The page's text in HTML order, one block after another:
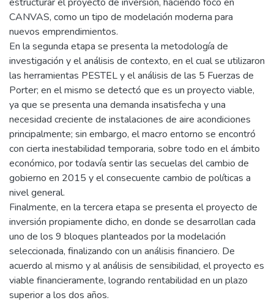
CANVAS, como un tipo de modelación moderna para
nuevos emprendimientos.
En la segunda etapa se presenta la metodología de
investigación y el análisis de contexto, en el cual se utilizaron
las herramientas PESTEL y el análisis de las 5 Fuerzas de
Porter; en el mismo se detectó que es un proyecto viable,
ya que se presenta una demanda insatisfecha y una
necesidad creciente de instalaciones de aire acondiciones
principalmente; sin embargo, el macro entorno se encontró
con cierta inestabilidad temporaria, sobre todo en el ámbito
económico, por todavía sentir las secuelas del cambio de
gobierno en 2015 y el consecuente cambio de políticas a
nivel general.
Finalmente, en la tercera etapa se presenta el proyecto de
inversión propiamente dicho, en donde se desarrollan cada
uno de los 9 bloques planteados por la modelación
seleccionada, finalizando con un análisis financiero. De
acuerdo al mismo y al análisis de sensibilidad, el proyecto es
viable financieramente, logrando rentabilidad en un plazo
superior a los dos años.